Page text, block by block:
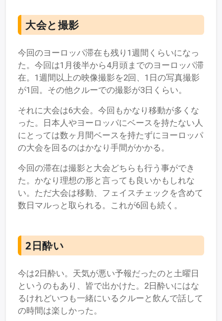
大会と撮影
今回のヨーロッパ滞在も残り1週間くらいになっ
た。今回は1月後半から4月頭までのヨーロッパ滞
在。1週間以上の映像撮影を2回、1日の写真撮影
が1回。その他クルーでの撮影が3日くらい。
それに大会は6大会。今回もかなり移動が多くな
った。日本人やヨーロッパにベースを持たない人
にとっては数ヶ月間ベースを持たずにヨーロッパ
の大会を回るのはかなり手間がかかる。
今回の滞在は撮影と大会どちらも行う事ができ
た。かなり理想の形と言っても良いかもしれな
い。ただ大会は移動、フェイスチェックを含めて
数日マルっと取られる。これが6回も続く。
2日酔い
今は2日酔い。天気が悪い予報だったのと土曜日
というのもあり、皆で出かけた。2日酔いにはな
るけれどいつも一緒にいるクルーと飲んで話して
の時間は楽しかった。